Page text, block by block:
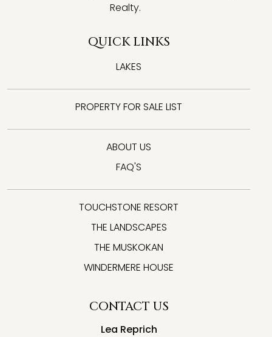
Realty.
QUICK LINKS
LAKES
PROPERTY FOR SALE LIST
ABOUT US
FAQ'S
TOUCHSTONE RESORT
THE LANDSCAPES
THE MUSKOKAN
WINDERMERE HOUSE
CONTACT US
Lea Reprich